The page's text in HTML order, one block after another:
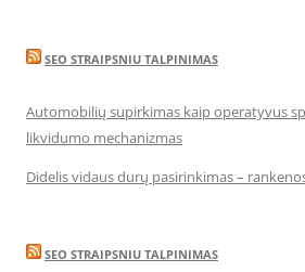
SEO STRAIPSNIU TALPINIMAS
Automobilių supirkimas kaip operatyvus
likvidumo mechanizmas
Didelis vidaus durų pasirinkimas –
SEO STRAIPSNIU TALPINIMAS